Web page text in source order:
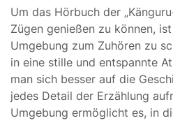
Um das Hörbuch der
Zügen genießen zu können,
Umgebung zum Zuhören zu
in eine stille und entspannte
man sich besser auf die
jedes Detail der Erzählung
Umgebung ermöglicht es, in